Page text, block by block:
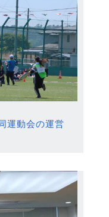
運動会の運営